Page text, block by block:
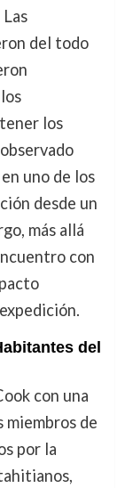
del todo
los
uno de los
desde un
más allá
con
del
con una
miembros de
por la